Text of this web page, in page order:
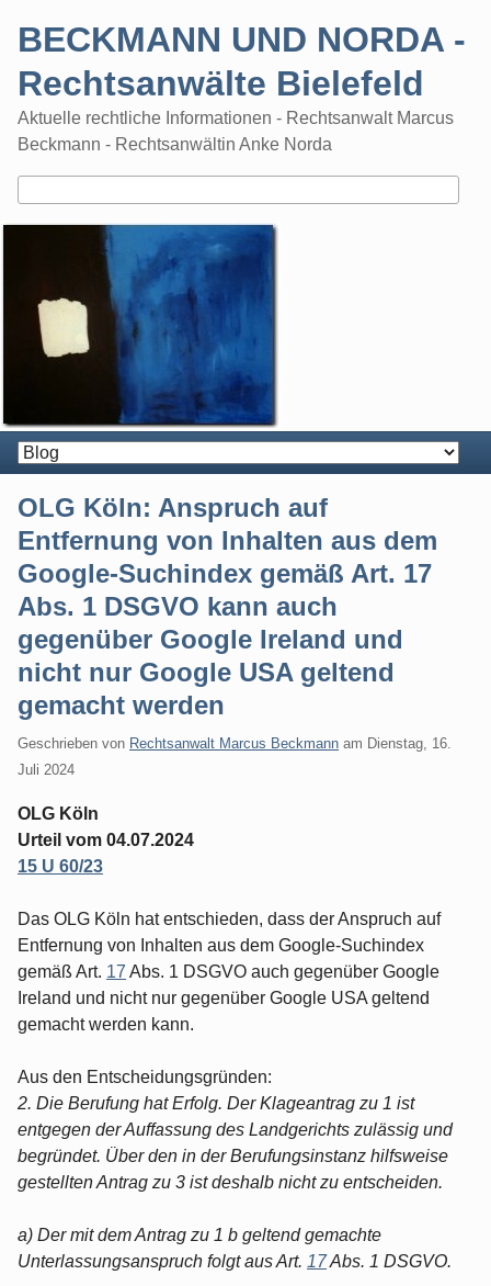
BECKMANN UND NORDA -
Rechtsanwälte Bielefeld
Aktuelle rechtliche Informationen - Rechtsanwalt Marcus
Beckmann - Rechtsanwältin Anke Norda
OLG Köln: Anspruch auf
Entfernung von Inhalten aus dem
Google-Suchindex gemäß Art. 17
Abs. 1 DSGVO kann auch
gegenüber Google Ireland und
nicht nur Google USA geltend
gemacht werden
Geschrieben von Rechtsanwalt Marcus Beckmann am Dienstag, 16.
Juli 2024
OLG Köln
Urteil vom 04.07.2024
15 U 60/23
Das OLG Köln hat entschieden, dass der Anspruch auf
Entfernung von Inhalten aus dem Google-Suchindex
gemäß Art. 17 Abs. 1 DSGVO auch gegenüber Google
Ireland und nicht nur gegenüber Google USA geltend
gemacht werden kann.
Aus den Entscheidungsgründen:
2. Die Berufung hat Erfolg. Der Klageantrag zu 1 ist
entgegen der Auffassung des Landgerichts zulässig und
begründet. Über den in der Berufungsinstanz hilfsweise
gestellten Antrag zu 3 ist deshalb nicht zu entscheiden.
a) Der mit dem Antrag zu 1 b geltend gemachte
Unterlassungsanspruch folgt aus Art. 17Abs. 1 DSGVO.